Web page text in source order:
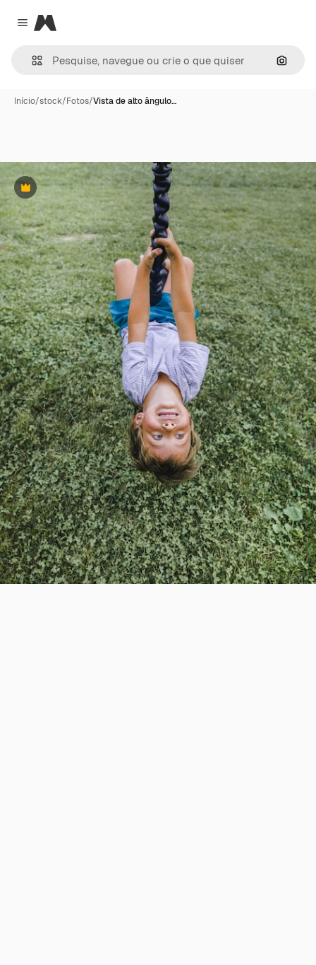
Close menu
Magnific
Início/stock/Fotos/Vista de alto ângulo…
Premium